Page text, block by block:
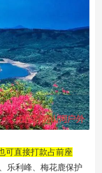
可直接打款占前座
乐利峰、梅花鹿保护